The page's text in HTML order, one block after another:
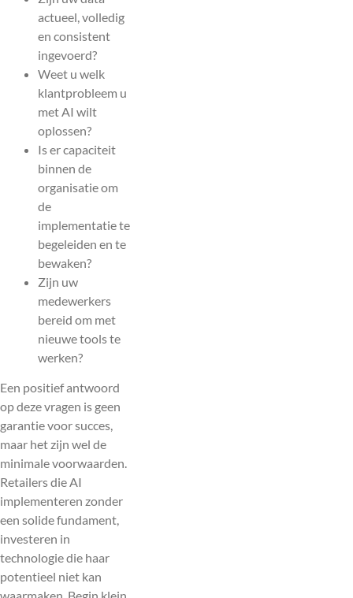
actueel, volledig
en consistent
ingevoerd?
Weet u welk
klantprobleem u
met AI wilt
oplossen?
Is er capaciteit
binnen de
organisatie om
de
implementatie te
begeleiden en te
bewaken?
Zijn uw
medewerkers
bereid om met
nieuwe tools te
werken?
Een positief antwoord
op deze vragen is geen
garantie voor succes,
maar het zijn wel de
minimale voorwaarden.
Retailers die AI
implementeren zonder
een solide fundament,
investeren in
technologie die haar
potentieel niet kan